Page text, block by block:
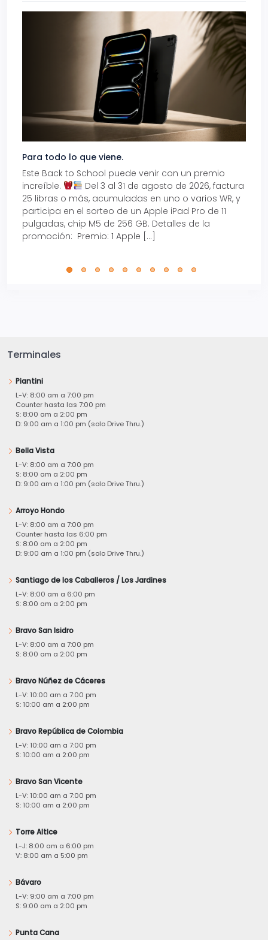
Para todo lo que viene.
Este Back to School puede venir con un premio
increíble.
Del 3 al 31 de agosto de 2026, factura
25 libras o más, acumuladas en uno o varios WR, y
participa en el sorteo de un Apple iPad Pro de 11
pulgadas, chip M5 de 256 GB. Detalles de la
promoción: Premio: 1 Apple […]
Terminales
Piantini
L-V: 8:00 am a 7:00 pm
Counter hasta las 7:00 pm
S: 8:00 am a 2:00 pm
D: 9:00 am a 1:00 pm (solo Drive Thru.)
Bella Vista
L-V: 8:00 am a 7:00 pm
S: 8:00 am a 2:00 pm
D: 9:00 am a 1:00 pm (solo Drive Thru.)
Arroyo Hondo
L-V: 8:00 am a 7:00 pm
Counter hasta las 6:00 pm
S: 8:00 am a 2:00 pm
D: 9:00 am a 1:00 pm (solo Drive Thru.)
Santiago de los Caballeros / Los Jardines
L-V: 8:00 am a 6:00 pm
S: 8:00 am a 2:00 pm
Bravo San Isidro
L-V: 8:00 am a 7:00 pm
S: 8:00 am a 2:00 pm
Bravo Núñez de Cáceres
L-V: 10:00 am a 7:00 pm
S: 10:00 am a 2:00 pm
Bravo República de Colombia
L-V: 10:00 am a 7:00 pm
S: 10:00 am a 2:00 pm
Bravo San Vicente
L-V: 10:00 am a 7:00 pm
S: 10:00 am a 2:00 pm
Torre Altice
L-J: 8:00 am a 6:00 pm
V: 8:00 am a 5:00 pm
Bávaro
L-V: 9:00 am a 7:00 pm
S: 9:00 am a 2:00 pm
Punta Cana